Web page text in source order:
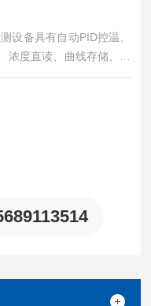
设备具有自动PID控温、
度直读、曲线存储、自